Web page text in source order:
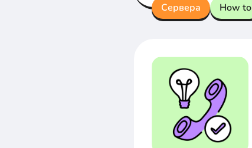
Сервера How to